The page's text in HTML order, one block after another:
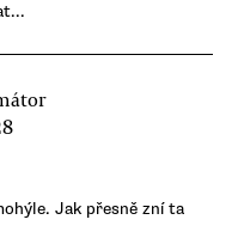
Jak přesně zní ta